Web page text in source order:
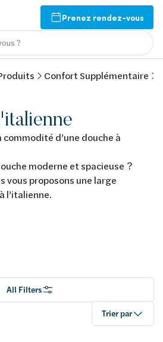
Prenez rendez-vous
?
Confort Supplémentaire
commodité d’une douche à
moderne et spacieuse ?
vous proposons une large
l’italienne.
All Filters
Trier par